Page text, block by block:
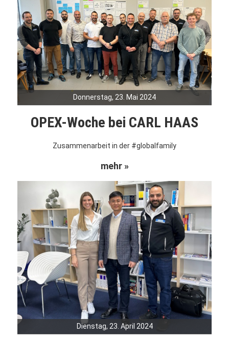
Donnerstag, 23. Mai 2024
OPEX-Woche bei CARL HAAS
Zusammenarbeit in der #globalfamily
mehr »
Dienstag, 23. April 2024